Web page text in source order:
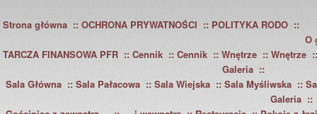
Strona główna OCHRONA PRYWATNOŚCI
POLITYKA RODO
O
TARCZA FINANSOWA PFR
Cennik Cennik Wnętrze
Wnętrze
Galeria
Sala Główna
Sala Pałacowa Sala Wiejska Sala Myśliwska
Galeria